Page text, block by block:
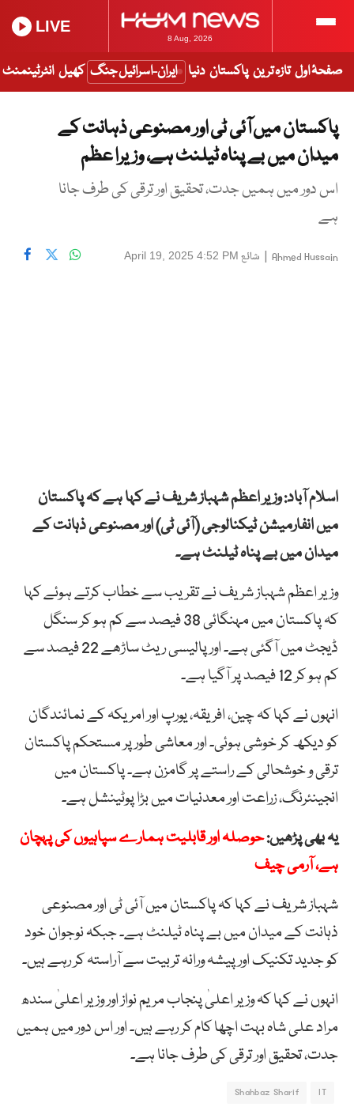
8 Aug, 2026
LIVE
صفحۂ اول تازہ ترین پاکستان دنیا ایران-اسرائیل جنگ کھیل انٹرٹینمنٹ
پاکستان میں آئی ٹی اور مصنوعی ذہانت کے
میدان میں بے پناہ ٹیلنٹ ہے، وزیرا عظم
اس دور میں ہمیں جدت، تحقیق اور ترقی کی طرف جانا
ہے
Ahmed Hussain
| شائع April 19, 2025 4:52 PM
اسلام آباد: وزیر اعظم شہباز شریف نے کہا ہے کہ پاکستان
میں انفارمیشن ٹیکنالوجی (آئی ٹی) اور مصنوعی ذہانت کے
میدان میں بے پناہ ٹیلنٹ ہے۔
وزیر اعظم شہباز شریف نے تقریب سے خطاب کرتے ہوئے کہا
کہ پاکستان میں مہنگائی 38 فیصد سے کم ہو کر سنگل
ڈیجٹ میں آگئی ہے۔ اور پالیسی ریٹ ساڑھے 22 فیصد سے
کم ہو کر 12 فیصد پر آگیا ہے۔
انہوں نے کہا کہ چین، افریقہ، یورپ اور امریکہ کے نمائندگان
کو دیکھ کر خوشی ہوئی۔ اور معاشی طور پر مستحکم پاکستان
ترقی و خوشحالی کے راستے پر گامزن ہے۔ پاکستان میں
انجینئرنگ، زراعت اور معدنیات میں بڑا پوٹینشل ہے۔
یہ بھی پڑھیں:حوصلہ اور قابلیت ہمارے سپاہیوں کی پہچان
ہے، آرمی چیف
شہباز شریف نے کہا کہ پاکستان میں آئی ٹی اور مصنوعی
ذہانت کے میدان میں بے پناہ ٹیلنٹ ہے۔ جبکہ نوجوان خود
کو جدید تکنیک اور پیشہ ورانہ تربیت سے آراستہ کر رہے ہیں۔
انہوں نے کہا کہ وزیر اعلیٰ پنجاب مریم نواز اور وزیر اعلیٰ سندھ
مراد علی شاہ بہت اچھا کام کر رہے ہیں۔ اور اس دور میں ہمیں
جدت، تحقیق اور ترقی کی طرف جانا ہے۔
IT
Shahbaz Sharif